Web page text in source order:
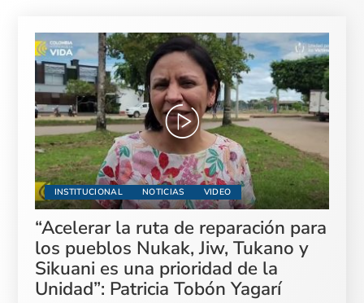
INSTITUCIONAL NOTICIAS VIDEO
“Acelerar la ruta de reparación para
los pueblos Nukak, Jiw, Tukano y
Sikuani es una prioridad de la
Unidad”: Patricia Tobón Yagarí